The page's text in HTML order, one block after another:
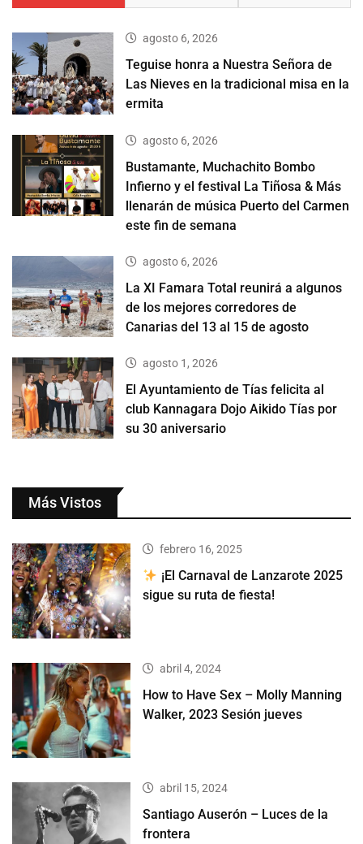
agosto 6, 2026
Teguise honra a Nuestra Señora de
Las Nieves en la tradicional misa en la
ermita
agosto 6, 2026
Bustamante, Muchachito Bombo
Infierno y el festival La Tiñosa & Más
llenarán de música Puerto del Carmen
este fin de semana
agosto 6, 2026
La XI Famara Total reunirá a algunos
de los mejores corredores de
Canarias del 13 al 15 de agosto
agosto 1, 2026
El Ayuntamiento de Tías felicita al
club Kannagara Dojo Aikido Tías por
su 30 aniversario
Más Vistos
febrero 16, 2025
¡El Carnaval de Lanzarote 2025
sigue su ruta de fiesta!
abril 4, 2024
How to Have Sex – Molly Manning
Walker, 2023 Sesión jueves
abril 15, 2024
Santiago Auserón – Luces de la
frontera